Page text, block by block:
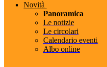
Novità
Panoramica
Le notizie
Le circolari
Calendario eventi
Albo online